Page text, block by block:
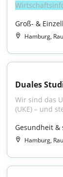
Groß- &
Hamburg,
Duales
Wir sind das
(UKE) – und
Gesundheit &
Hamburg,